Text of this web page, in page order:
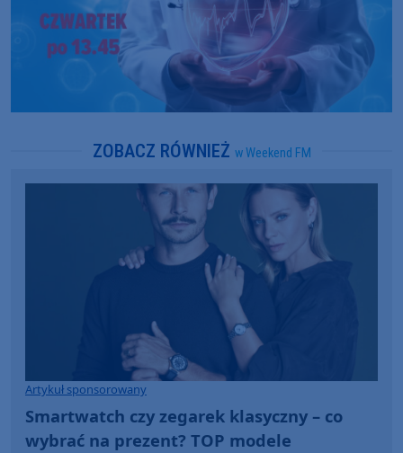
ZOBACZ RÓWNIEŻ w Weekend FM
Artykuł sponsorowany
Smartwatch czy zegarek klasyczny – co
wybrać na prezent? TOP modele